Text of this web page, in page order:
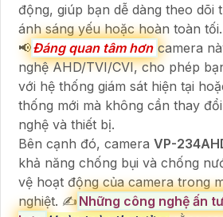
động, giúp bạn dễ dàng theo dõi
ánh sáng yếu hoặc hoàn toàn tối.
📢Đáng quan tâm hơn camera
nghệ AHD/TVI/CVI, cho phép
với hệ thống giám sát hiện tại
thống mới mà không cần thay
nghệ và thiết bị.
Bên cạnh đó, camera VP-
khả năng chống bụi và chống
vệ hoạt động của camera trong
nghiệt. ✍️ Những công nghệ ấn